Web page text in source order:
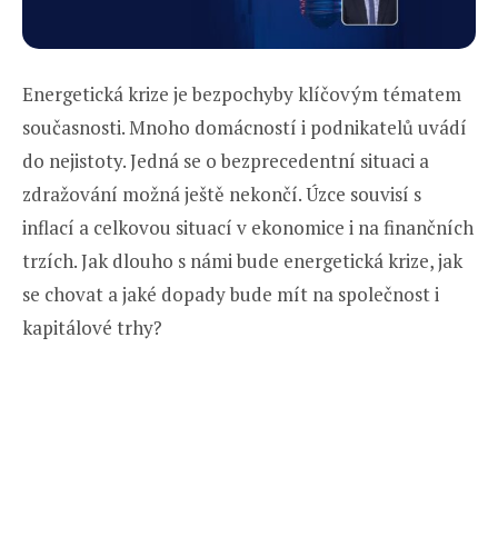
Energetická krize je bezpochyby klíčovým tématem
současnosti. Mnoho domácností i podnikatelů uvádí
do nejistoty. Jedná se o bezprecedentní situaci a
zdražování možná ještě nekončí. Úzce souvisí s
inflací a celkovou situací v ekonomice i na finančních
trzích. Jak dlouho s námi bude energetická krize, jak
se chovat a jaké dopady bude mít na společnost i
kapitálové trhy?